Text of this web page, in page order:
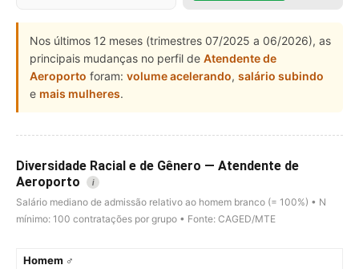
Nos últimos 12 meses (trimestres 07/2025 a 06/2026), as
principais mudanças no perfil de Atendente de
Aeroporto foram: volume acelerando, salário subindo
e mais mulheres.
Diversidade Racial e de Gênero — Atendente de
Aeroporto
i
Salário mediano de admissão relativo ao homem branco (= 100%) • N
mínimo: 100 contratações por grupo • Fonte: CAGED/MTE
Homem ♂